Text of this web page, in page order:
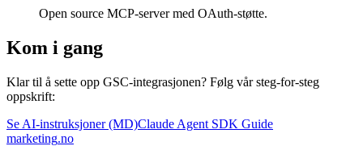
Open source MCP-server med OAuth-støtte.
Kom i gang
Klar til å sette opp GSC-integrasjonen? Følg vår steg-for-steg
oppskrift:
Se AI-instruksjoner (MD)Claude Agent SDK Guide
marketing.no